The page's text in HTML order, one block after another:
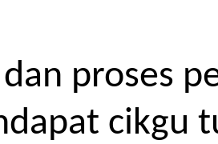
proses
cikgu